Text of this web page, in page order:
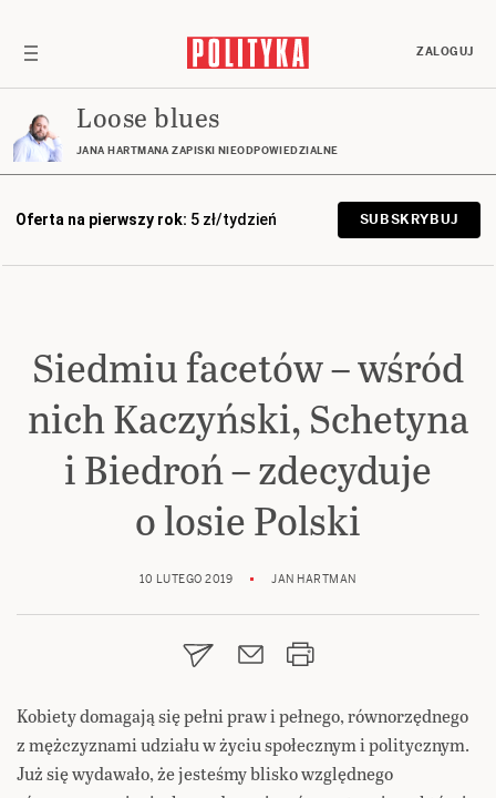
ZALOGUJ
Loose blues
JANA HARTMANA ZAPISKI NIEODPOWIEDZIALNE
Oferta na pierwszy rok: 5 zł/tydzień SUBSKRYBUJ
Siedmiu facetów – wśród
nich Kaczyński, Schetyna
i Biedroń – zdecyduje
o losie Polski
10 LUTEGO 2019 JAN HARTMAN
Kobiety domagają się pełni praw i pełnego, równorzędnego
z mężczyznami udziału w życiu społecznym i politycznym.
Już się wydawało, że jesteśmy blisko względnego